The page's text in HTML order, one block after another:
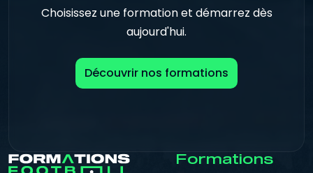
Choisissez une formation et démarrez dès
aujourd'hui.
Découvrir nos formations
Formations